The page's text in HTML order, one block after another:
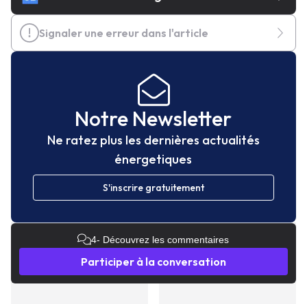
Signaler une erreur dans l'article
Notre Newsletter
Ne ratez plus les dernières actualités
énergetiques
S'inscrire gratuitement
4- Découvrez les commentaires
Participer à la conversation